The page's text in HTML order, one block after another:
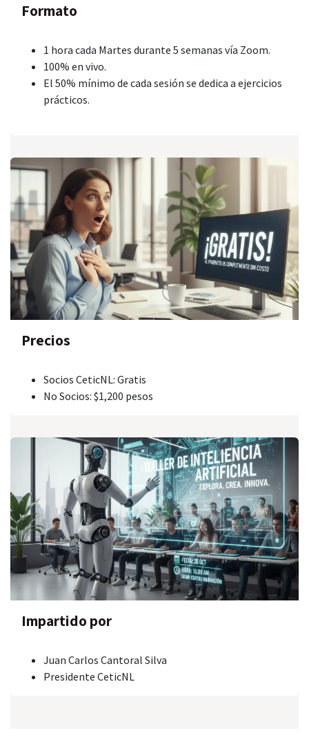
Formato
1 hora cada Martes durante 5 semanas vía Zoom.
100% en vivo.
El 50% mínimo de cada sesión se dedica a ejercicios
prácticos.
Precios
Socios CeticNL: Gratis
No Socios: $1,200 pesos
Impartido por
Juan Carlos Cantoral Silva
Presidente CeticNL